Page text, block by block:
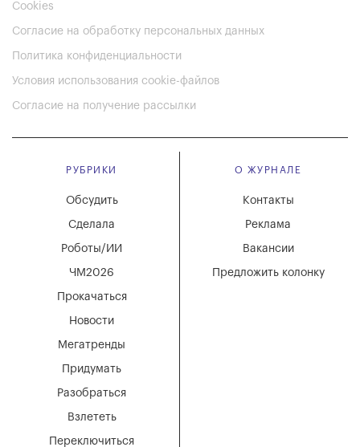
Cookies
Согласие на обработку персональных данных
Политика конфиденциальности
Условия использования cookie-файлов
Согласие на получение рассылки
РУБРИКИ
Мегатренды
Придумать
Разобраться
Взлететь
Новости
Переключиться
Обсудить
Сделала
Роботы/ИИ
ЧМ2026
Прокачаться
О ЖУРНАЛЕ
Вакансии
Реклама
Контакты
Предложить колонку